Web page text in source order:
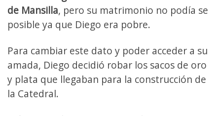
de Mansilla, pero su matrimonio no podía se
posible ya que Diego era pobre.
Para cambiar este dato y poder acceder a su
amada, Diego decidió robar los sacos de oro
y plata que llegaban para la construcción de
la Catedral.